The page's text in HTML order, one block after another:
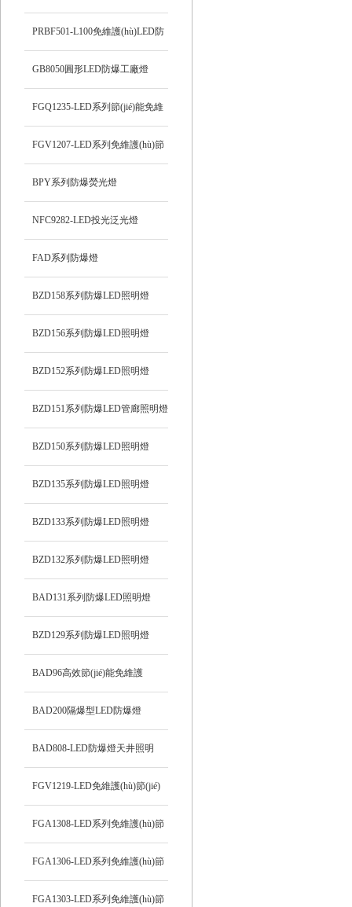
PRBF501-L100免維護(hù)LED防
爆投光燈
GB8050圓形LED防爆工廠燈
FGQ1235-LED系列節(jié)能免維
護(hù)防爆投光燈
FGV1207-LED系列免維護(hù)節
(jié)能防爆燈
BPY系列防爆熒光燈
NFC9282-LED投光泛光燈
FAD系列防爆燈
BZD158系列防爆LED照明燈
BZD156系列防爆LED照明燈
BZD152系列防爆LED照明燈
BZD151系列防爆LED管廊照明燈
BZD150系列防爆LED照明燈
BZD135系列防爆LED照明燈
BZD133系列防爆LED照明燈
BZD132系列防爆LED照明燈
BAD131系列防爆LED照明燈
BZD129系列防爆LED照明燈
BAD96高效節(jié)能免維護
(hù)LED防爆燈
BAD200隔爆型LED防爆燈
BAD808-LED防爆燈天井照明
FGV1219-LED免維護(hù)節(jié)
能防爆吸頂燈
FGA1308-LED系列免維護(hù)節
(jié)能防爆燈
FGA1306-LED系列免維護(hù)節
(jié)能防爆燈
FGA1303-LED系列免維護(hù)節